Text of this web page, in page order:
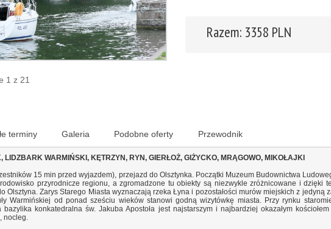
1 z 21
Razem: 3358 PLN
terminy Galeria Podobne oferty Przewodnik
LIDZBARK WARMIŃSKI, KĘTRZYN, RYN, GIERŁOŻ, GIŻYCKO, MRĄGOWO, MIKOŁAJKI
15 min przed wyjazdem), przejazd do Olsztynka. Początki Muzeum Budownictwa
przyrodnicze regionu, a zgromadzone tu obiekty są niezwykle zróżnicowane i dzięki
Olsztyna. Zarys Starego Miasta wyznaczają rzeka Łyna i pozostałości murów miejskich z jedyną
Warmińskiej od ponad sześciu wieków stanowi godną wizytówkę miasta. Przy rynku
konkatedralna św. Jakuba Apostoła jest najstarszym i najbardziej okazałym